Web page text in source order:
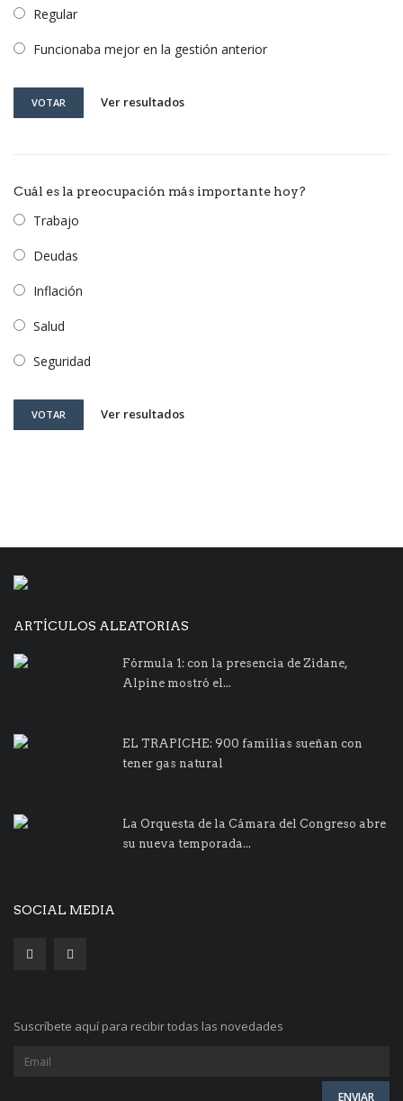
Regular
Funcionaba mejor en la gestión anterior
VOTAR Ver resultados
Cuál es la preocupación más importante hoy?
Trabajo
Deudas
Inflación
Salud
Seguridad
VOTAR Ver resultados
ARTÍCULOS ALEATORIAS
Fórmula 1: con la presencia de Zidane,
Alpine mostró el...
EL TRAPICHE: 900 familias sueñan con
tener gas natural
La Orquesta de la Cámara del Congreso abre
su nueva temporada...
SOCIAL MEDIA
Suscríbete aquí para recibir todas las novedades